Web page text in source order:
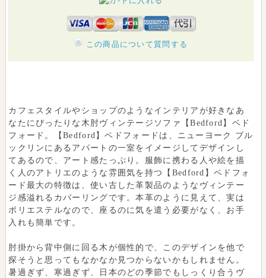
この商品について質問する
カフェスタイルやショップのようなインテリアが好きなあ
なたにぴったりな木肘ヴィンテージソファ【Bedford】ベド
フォード。【Bedford】ベドフォードは、ニューヨーク ブル
ックリンにあるアパートの一室をイメージしてデザインし
てあるので、アート感たっぷり。服飾に携わる人や絵を描
く人のアトリエのような雰囲気を持つ【Bedford】ベドフォ
ード最大の特徴は、使い古した革製品のようなヴィンテー
ジ感溢れるカバーリングです。本革のように見えて、実は
ポリエステルなので、座るのに気を遣う必要がなく、お手
入れも簡単です。
肘掛から背中側に回る木が個性的で、このデザインを他で
探そうと思ってもなかなか見つからないかもしれません。
暑過ぎず、寒過ぎず、日本のどの季節でもしっくり合うヴ